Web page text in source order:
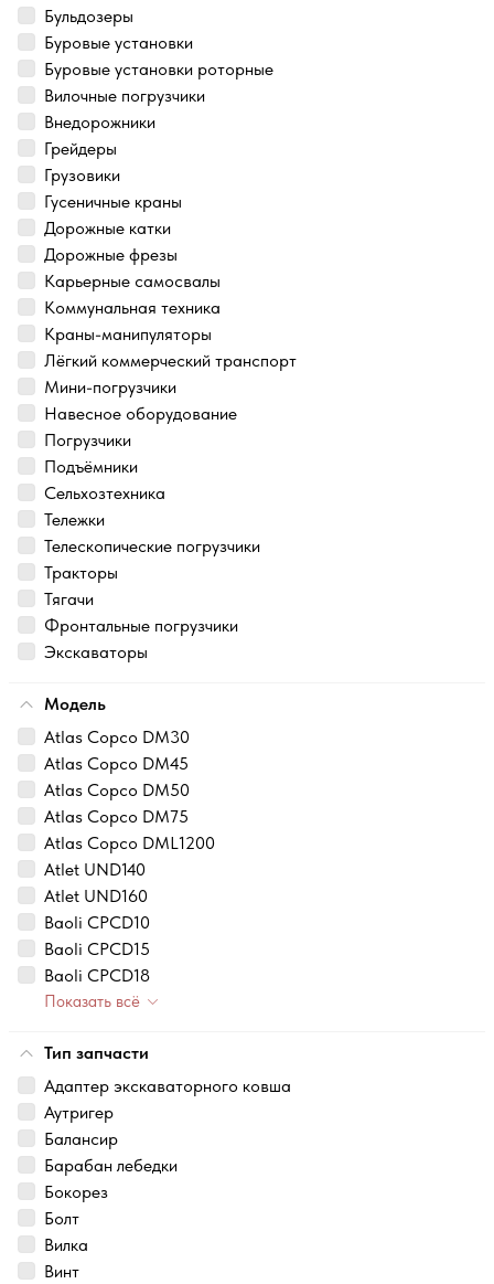
Бульдозеры
Буровые установки
Буровые установки роторные
Вилочные погрузчики
Внедорожники
Грейдеры
Грузовики
Гусеничные краны
Дорожные катки
Дорожные фрезы
Карьерные самосвалы
Коммунальная техника
Краны-манипуляторы
Лёгкий коммерческий транспорт
Мини-погрузчики
Навесное оборудование
Погрузчики
Подъёмники
Сельхозтехника
Тележки
Телескопические погрузчики
Тракторы
Тягачи
Фронтальные погрузчики
Экскаваторы
Модель
Atlas Copco DM30
Atlas Copco DM45
Atlas Copco DM50
Atlas Copco DM75
Atlas Copco DML1200
Atlet UND140
Atlet UND160
Baoli CPCD10
Baoli CPCD15
Baoli CPCD18
Показать всё
Тип запчасти
Адаптер экскаваторного ковша
Аутригер
Балансир
Барабан лебедки
Бокорез
Болт
Вилка
Винт